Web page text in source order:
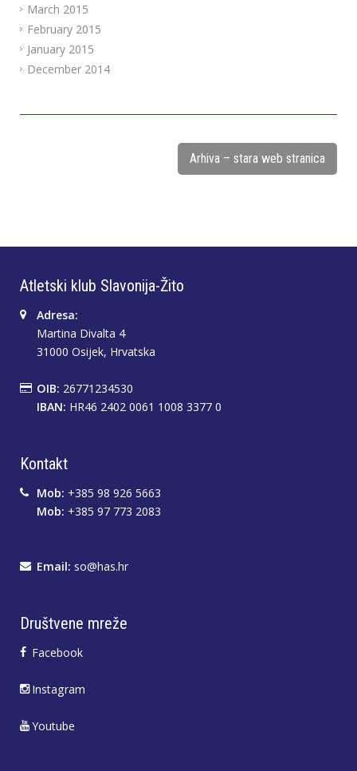
March 2015
February 2015
January 2015
December 2014
Arhiva – stara web stranica
Atletski klub Slavonija-Žito
Adresa:
Martina Divalta 4
31000 Osijek, Hrvatska
OIB: 26771234530
IBAN: HR46 2402 0061 1008 3377 0
Kontakt
Mob: +385 98 926 5663
Mob: +385 97 773 2083
Email: so@has.hr
Društvene mreže
Facebook
Instagram
Youtube